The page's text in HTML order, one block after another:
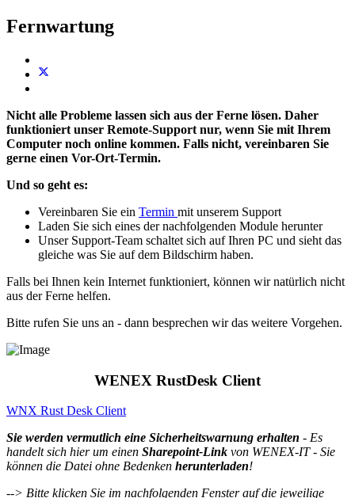
Fernwartung
Nicht alle Probleme lassen sich aus der Ferne lösen. Daher
funktioniert unser Remote-Support nur, wenn Sie mit Ihrem
Computer noch online kommen. Falls nicht, vereinbaren Sie
gerne einen Vor-Ort-Termin.
Und so geht es:
Vereinbaren Sie ein Termin mit unserem Support
Laden Sie sich eines der nachfolgenden Module herunter
Unser Support-Team schaltet sich auf Ihren PC und sieht das
gleiche was Sie auf dem Bildschirm haben.
Falls bei Ihnen kein Internet funktioniert, können wir natürlich nicht
aus der Ferne helfen.
Bitte rufen Sie uns an - dann besprechen wir das weitere Vorgehen.
WENEX RustDesk Client
WNX Rust Desk Client
Sie werden vermutlich eine Sicherheitswarnung erhalten - Es
handelt sich hier um einen Sharepoint-Link von WENEX-IT - Sie
können die Datei ohne Bedenken herunterladen!
--> Bitte klicken Sie im nachfolgenden Fenster auf die jeweilige